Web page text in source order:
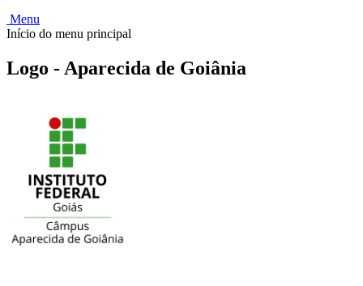
Menu
Início do menu principal
Logo - Aparecida de Goiânia